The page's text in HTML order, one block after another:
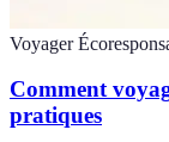
Voyager
Comment
pratiques